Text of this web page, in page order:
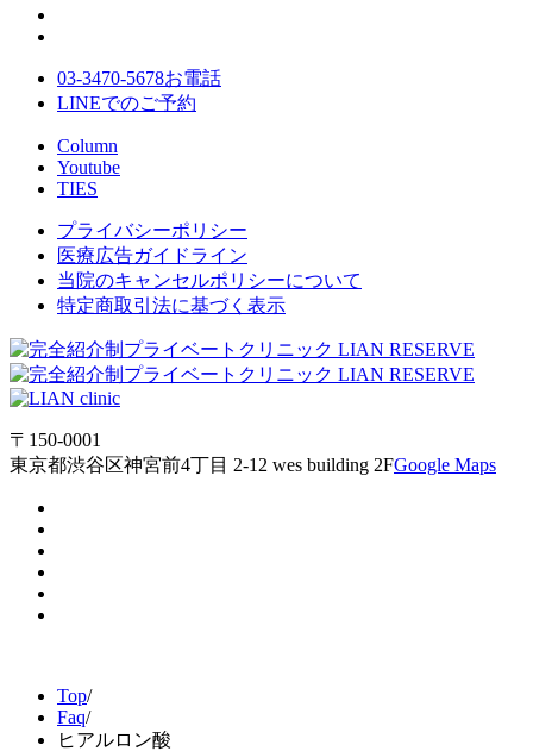
03-3470-5678お電話
LINEでのご予約
Column
Youtube
TIES
プライバシーポリシー
医療広告ガイドライン
当院のキャンセルポリシーについて
特定商取引法に基づく表示
〒150-0001
東京都渋谷区神宮前4丁目 2-12 wes building 2FGoogle Maps
Top/
Faq/
ヒアルロン酸